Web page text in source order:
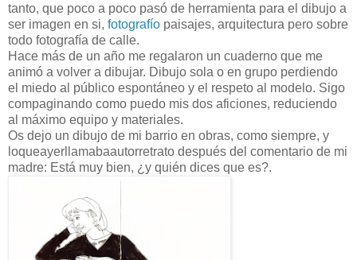
tanto, que poco a poco pasó de herramienta para el dibujo a
ser imagen en si, fotografío paisajes, arquitectura pero sobre
todo fotografía de calle.
Hace más de un año me regalaron un cuaderno que me
animó a volver a dibujar. Dibujo sola o en grupo perdiendo
el miedo al público espontáneo y el respeto al modelo. Sigo
compaginando como puedo mis dos aficiones, reduciendo
al máximo equipo y materiales.
Os dejo un dibujo de mi barrio en obras, como siempre, y
loqueayerllamabaautorretrato después del comentario de mi
madre: Está muy bien, ¿y quién dices que es?.